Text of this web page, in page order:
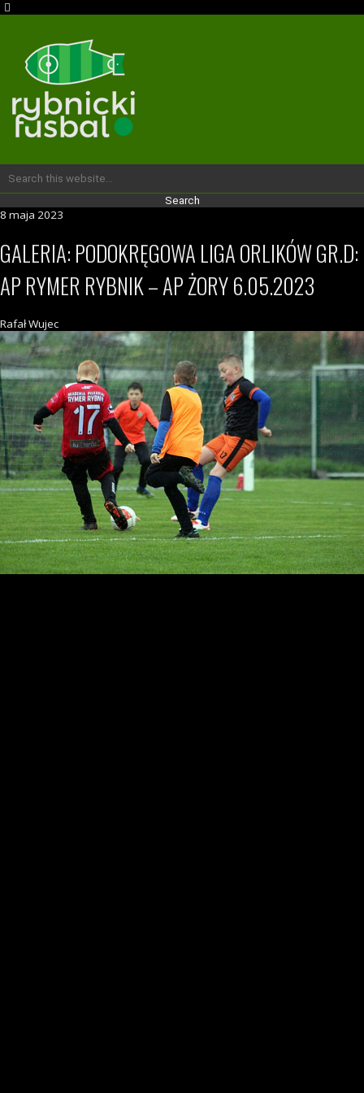
8 maja 2023
GALERIA: PODOKRĘGOWA LIGA ORLIKÓW GR.D:
AP RYMER RYBNIK – AP ŻORY 6.05.2023
Rafał Wujec